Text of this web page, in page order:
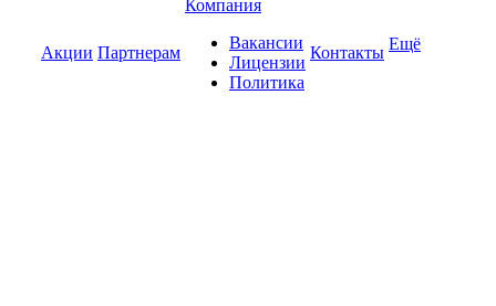
Акции Партнерам
Компания
Вакансии
Лицензии
Политика
Контакты Ещё